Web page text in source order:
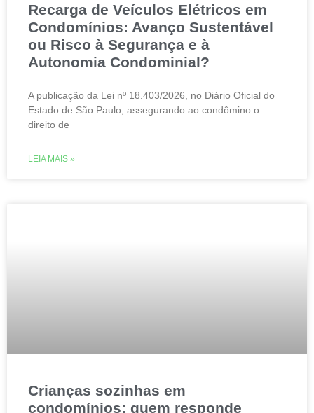
Recarga de Veículos Elétricos em
Condomínios: Avanço Sustentável
ou Risco à Segurança e à
Autonomia Condominial?
A publicação da Lei nº 18.403/2026, no Diário Oficial do
Estado de São Paulo, assegurando ao condômino o
direito de
LEIA MAIS »
Crianças sozinhas em
condomínios: quem responde